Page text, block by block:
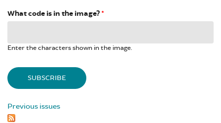
What code is in the image? *
Enter the characters shown in the image.
Previous issues